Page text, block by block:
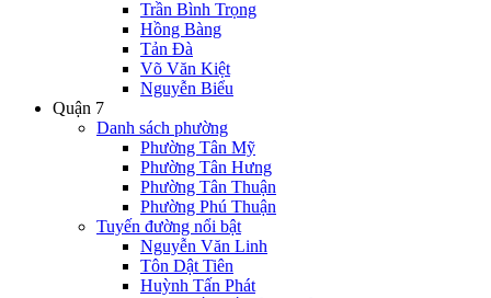
Trần Bình Trọng
Hồng Bàng
Tản Đà
Võ Văn Kiệt
Nguyễn Biểu
Quận 7
Danh sách phường
Phường Tân Mỹ
Phường Tân Hưng
Phường Tân Thuận
Phường Phú Thuận
Tuyến đường nổi bật
Nguyễn Văn Linh
Tôn Dật Tiên
Huỳnh Tấn Phát